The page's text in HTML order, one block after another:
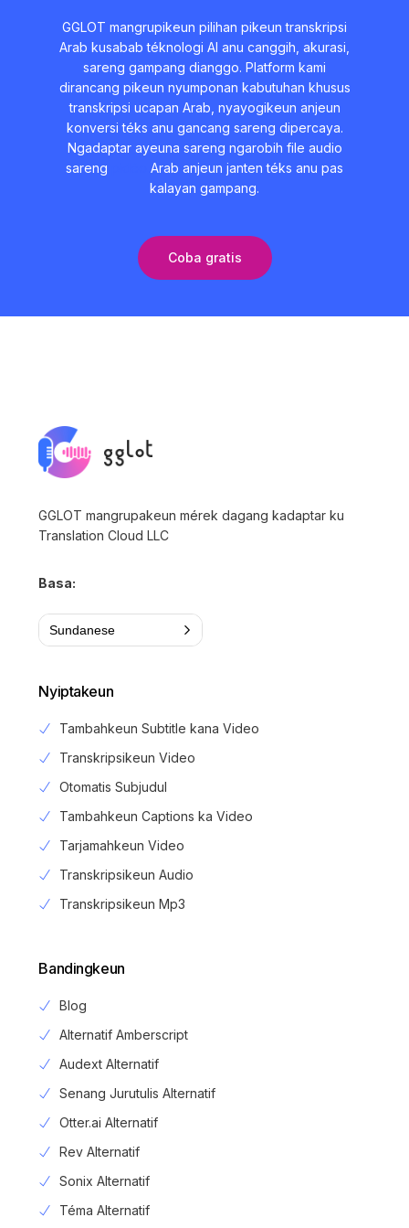
GGLOT mangrupikeun pilihan pikeun transkripsi
Arab kusabab téknologi AI anu canggih, akurasi,
sareng gampang dianggo. Platform kami
dirancang pikeun nyumponan kabutuhan khusus
transkripsi ucapan Arab, nyayogikeun anjeun
konversi téks anu gancang sareng dipercaya.
Ngadaptar ayeuna sareng ngarobih file audio
sareng
Arab anjeun janten téks anu pas
kalayan gampang.
Coba gratis
GGLOT mangrupakeun mérek dagang kadaptar ku
Translation Cloud LLC
Basa:
Sundanese
Nyiptakeun
Tambahkeun Subtitle kana Video
Transkripsikeun Video
Otomatis Subjudul
Tambahkeun Captions ka Video
Tarjamahkeun Video
Transkripsikeun Audio
Transkripsikeun Mp3
Bandingkeun
Blog
Alternatif Amberscript
Audext Alternatif
Senang Jurutulis Alternatif
Otter.ai Alternatif
Rev Alternatif
Sonix Alternatif
Téma Alternatif